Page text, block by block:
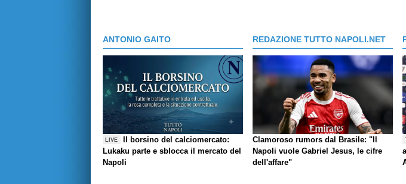
ANTONIO GAITO
LIVE
Il borsino del calciomercato:
Lukaku parte e sblocca il mercato del
Napoli
REDAZIONE TUTTO NAPOLI.NET
Clamoroso rumors dal Brasile: "Il
Napoli vuole Gabriel Jesus, le cifre
dell'affare"